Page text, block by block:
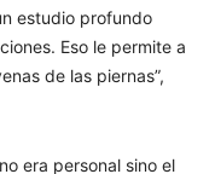
estudio profundo
Eso le permite a
de las piernas”,